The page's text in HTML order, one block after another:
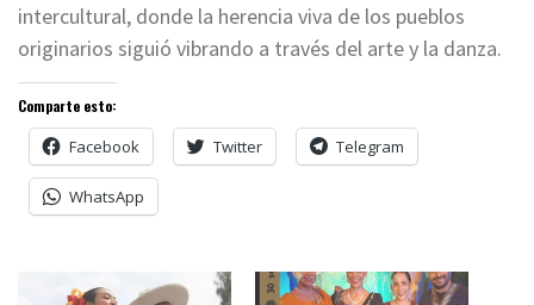
intercultural, donde la herencia viva de los pueblos
originarios siguió vibrando a través del arte y la danza.
Comparte esto:
Facebook Twitter Telegram
WhatsApp